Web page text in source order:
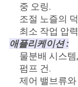
중 오링.
조절 노즐의
최소 작업 압
애플리케이션 :
물분배 시스템
펌프 건.
제어 밸브류